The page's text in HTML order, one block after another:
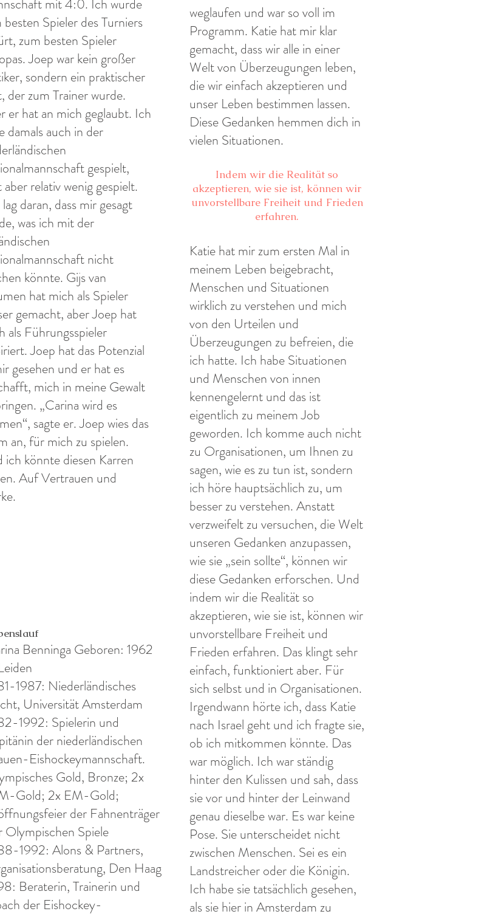
mit 4:0. Ich wurde
besten Spieler des Turniers
zum besten Spieler
Joep war kein großer
sondern ein praktischer
der zum Trainer wurde.
er hat an mich geglaubt. Ich
damals auch in der
gespielt,
relativ wenig gespielt.
daran, dass mir gesagt
was ich mit der
nicht
könnte. Gijs van
hat mich als Spieler
gemacht, aber Joep hat
als Führungsspieler
Joep hat das Potenzial
gesehen und er hat es
mich in meine Gewalt
„Carina wird es
sagte er. Joep wies das
an, für mich zu spielen.
ich könnte diesen Karren
Auf Vertrauen und
Benninga Geboren: 1962
1987: Niederländisches
Universität Amsterdam
1992: Spielerin und
der niederländischen
Eishockeymannschaft.
Gold, Bronze; 2x
Gold; 2x EM-Gold;
der Fahnenträger
Olympischen Spiele
1992: Alons & Partners,
Den Haag
Beraterin, Trainerin und
der Eishockey-
weglaufen und war so voll im
Programm. Katie hat mir klar
gemacht, dass wir alle in einer
Welt von Überzeugungen leben,
die wir einfach akzeptieren und
unser Leben bestimmen lassen.
Diese Gedanken hemmen dich in
vielen Situationen.
Indem wir die Realität so
akzeptieren, wie sie ist, können wir
unvorstellbare Freiheit und Frieden
erfahren.
Katie hat mir zum ersten Mal in
meinem Leben beigebracht,
Menschen und Situationen
wirklich zu verstehen und mich
von den Urteilen und
Überzeugungen zu befreien, die
ich hatte. Ich habe Situationen
und Menschen von innen
kennengelernt und das ist
eigentlich zu meinem Job
geworden. Ich komme auch nicht
zu Organisationen, um Ihnen zu
sagen, wie es zu tun ist, sondern
ich höre hauptsächlich zu, um
besser zu verstehen. Anstatt
verzweifelt zu versuchen, die Welt
unseren Gedanken anzupassen,
wie sie „sein sollte“, können wir
diese Gedanken erforschen. Und
indem wir die Realität so
akzeptieren, wie sie ist, können wir
unvorstellbare Freiheit und
Frieden erfahren. Das klingt sehr
einfach, funktioniert aber. Für
sich selbst und in Organisationen.
Irgendwann hörte ich, dass Katie
nach Israel geht und ich fragte sie,
ob ich mitkommen könnte. Das
war möglich. Ich war ständig
hinter den Kulissen und sah, dass
sie vor und hinter der Leinwand
genau dieselbe war. Es war keine
Pose. Sie unterscheidet nicht
zwischen Menschen. Sei es ein
Landstreicher oder die Königin.
Ich habe sie tatsächlich gesehen,
als sie hier in Amsterdam zu